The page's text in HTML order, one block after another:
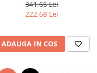
341,65 Lei
222,68 Lei
ADAUGA IN COS